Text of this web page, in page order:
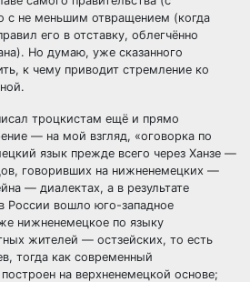
не меньшим отвращением (когда
его в отставку, облегчённо
Но думаю, уже сказанного
к чему приводит стремление ко
троцкистам ещё и прямо
— на мой взгляд, «оговорка по
язык прежде всего через Ханзе —
говоривших на нижненемецких —
— диалектах, а в результате
России вошло юго-западное
нижненемецкое по языку
жителей — остзейских, то есть
тогда как современный
на верхненемецкой основе;